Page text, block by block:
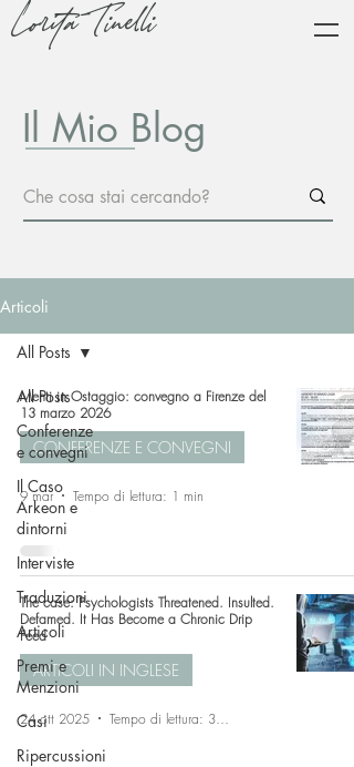
Lorita Tinelli
Il Mio Blog
Articoli
All Posts
Conferenze
e convegni
Il Caso
Arkeon e
dintorni
Interviste
Traduzioni
Articoli
Premi e
Menzioni
Casi
Ripercussioni
All Posts
Menti in Ostaggio: convegno a Firenze del
13 marzo 2026
CONFERENZE E CONVEGNI
9 mar Tempo di lettura: 1 min
The case: Psychologists Threatened. Insulted.
Defamed. It Has Become a Chronic Drip
Feed
ARTICOLI IN INGLESE
24 ott 2025 Tempo di lettura: 3 min